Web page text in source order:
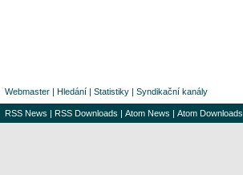
Webmaster | Hledání | Statistiky | Syndikační kanály
RSS News | RSS Downloads | Atom News | Atom Downloads